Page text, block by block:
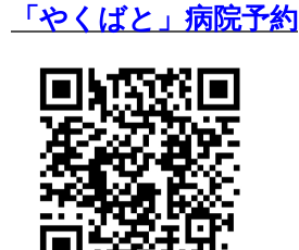
「やくばと」病院予約